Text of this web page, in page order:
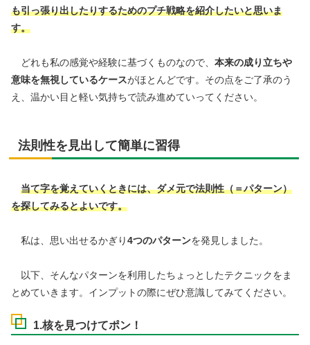
も引っ張り出したりするためのプチ戦略を紹介したいと思いま
す。
どれも私の感覚や経験に基づくものなので、 本来の成り立ちや
意味を無視しているケースがほとんどです。その点をご了承のう
え、温かい目と軽い気持ちで読み進めていってください。
法則性を見出して簡単に習得
当て字を覚えていくときには、ダメ元で法則性（＝パターン）
を探してみるとよいです。
私は、思い出せるかぎり4つのパターンを発見しました。
以下、そんなパターンを利用したちょっとしたテクニックをま
とめていきます。インプットの際にぜひ意識してみてください。
1.核を見つけてポン！